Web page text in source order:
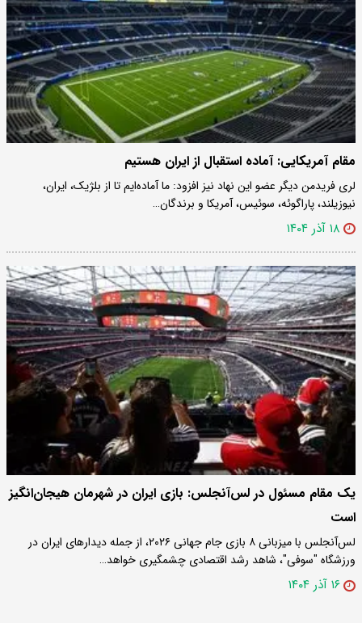
مقام آمریکایی: آماده استقبال از ایران هستیم
لری فریدمن دیگر عضو این نهاد نیز افزود: ما آماده‌ایم تا از بلژیک، ایران،
نیوزیلند، پاراگوئه، سوئیس، آمریکا و برندگان…
۱۸ آذر ۱۴۰۴
یک مقام مسئول در لس‌آنجلس: بازی ایران در شهرمان هیجان‌انگیز
است
لس‌آنجلس با میزبانی ۸ بازی جام جهانی ۲۰۲۶، از جمله دیدارهای ایران در
ورزشگاه "سوفی"، شاهد رشد اقتصادی چشمگیری خواهد…
۱۶ آذر ۱۴۰۴